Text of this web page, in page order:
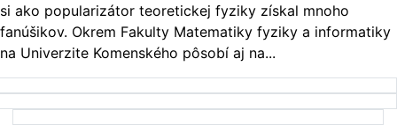
si ako popularizátor teoretickej fyziky získal mnoho
fanúšikov. Okrem Fakulty Matematiky fyziky a informatiky
na Univerzite Komenského pôsobí aj na...